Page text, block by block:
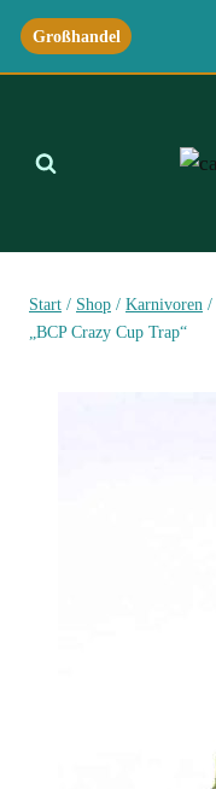
Zum
Inhalt
springen
Großhandel
Start / Shop / Karnivoren /
„BCP Crazy Cup Trap“